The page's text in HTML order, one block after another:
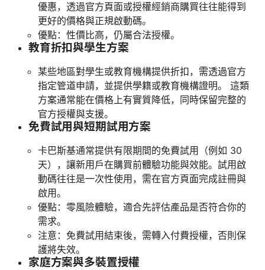
優惠，透過官方頁面或授權經銷商購買往往能得到
更好的價格與正規啟動碼。
優點：性價比高，仍屬合法授權。
教育折扣與學生方案
某些地區對學生或教育機構提供折扣，需透過官方
指定管道申請，並提供學籍或教育機構證明。 這類
方案通常能在價格上有實質降低，同時保留完整的
官方授權與支援。
免費試用與短期試用方案
卡巴斯基通常提供有限期間的免費試用（例如 30
天），讓新用戶在購買前體驗功能與效能。試用啟
動碼往往是一次性使用，需在官方頁面完成註冊與
啟用。
優點：零風險體驗，適合先評估產品是否符合你的
需求。
注意：免費試用結束後，需轉入付費授權，否則保
護將失效。
家庭方案與多裝置授權